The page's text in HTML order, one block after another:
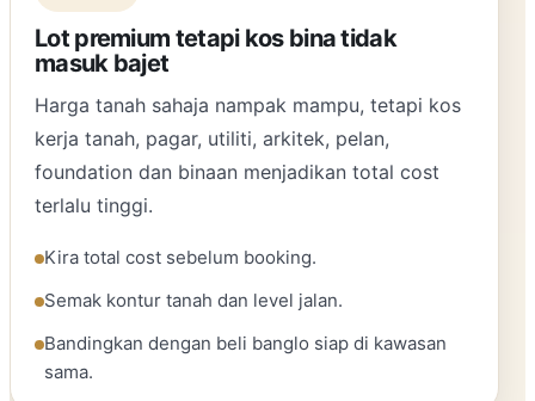
Lot premium tetapi kos bina tidak
masuk bajet
Harga tanah sahaja nampak mampu, tetapi kos
kerja tanah, pagar, utiliti, arkitek, pelan,
foundation dan binaan menjadikan total cost
terlalu tinggi.
Kira total cost sebelum booking.
Semak kontur tanah dan level jalan.
Bandingkan dengan beli banglo siap di kawasan
sama.